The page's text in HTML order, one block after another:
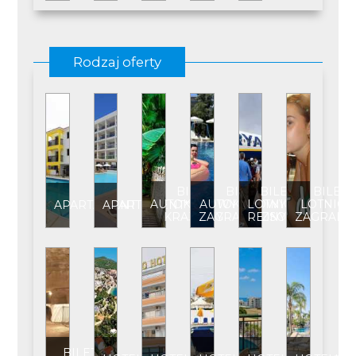
Rodzaj oferty
APARTAMENTAPARTAMENT****
AUTOKAROWY
KRAJOWY
BILET
AUTOKAROWY
ZAGRANICZNY
BILET
LOTNICZY
REJSOWY
BILET
BILET